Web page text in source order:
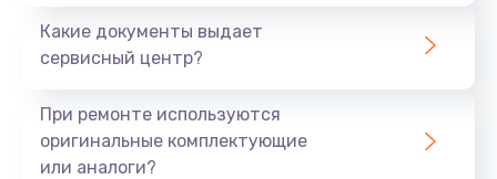
Заказать
1645 руб.
Заказать
Какие документы выдает
сервисный центр?
При ремонте используются
оригинальные комплектующие
или аналоги?